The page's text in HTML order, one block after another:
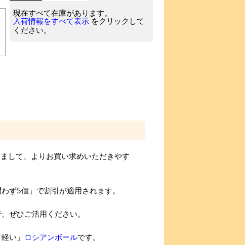
現在すべて在庫があります。
入荷情報をすべて表示 をクリックして
ください。
して、よりお買い求めいただきやす
ず5個」で割引が適用されます。
ぜひご活用ください。
い」 ロシアンボールです。